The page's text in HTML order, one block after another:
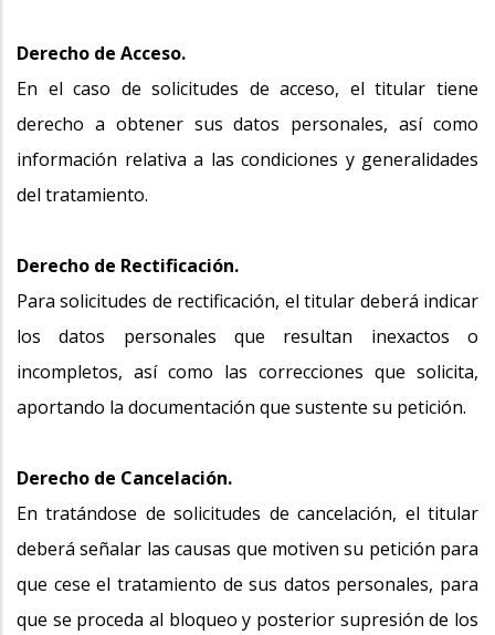
Derecho de Acceso.
En el caso de solicitudes de acceso, el titular tiene
derecho a obtener sus datos personales, así como
información relativa a las condiciones y generalidades
del tratamiento.
Derecho de Rectificación.
Para solicitudes de rectificación, el titular deberá indicar
los datos personales que resultan inexactos o
incompletos, así como las correcciones que solicita,
aportando la documentación que sustente su petición.
Derecho de Cancelación.
En tratándose de solicitudes de cancelación, el titular
deberá señalar las causas que motiven su petición para
que cese el tratamiento de sus datos personales, para
que se proceda al bloqueo y posterior supresión de los